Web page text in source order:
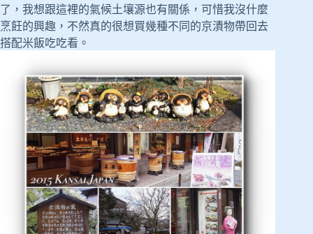
了，我想跟這裡的氣候土壤源也有關係，可惜我沒什麼
烹飪的興趣，不然真的很想買幾種不同的京漬物帶回去
搭配米飯吃吃看。